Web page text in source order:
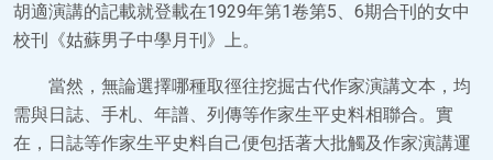
胡適演講的記載就登載在1929年第1卷第5、6期合刊的女中
校刊《姑蘇男子中學月刊》上。
當然，無論選擇哪種取徑往挖掘古代作家演講文本，均
需與日誌、手札、年譜、列傳等作家生平史料相聯合。實
在，日誌等作家生平史料自己便包括著大批觸及作家演講運